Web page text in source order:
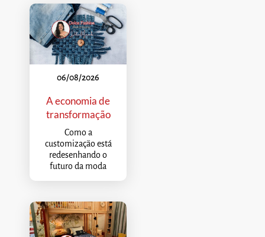
06/08/2026
A economia de
transformação
Como a
customização está
redesenhando o
futuro da moda